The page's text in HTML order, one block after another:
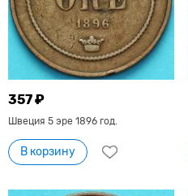
357 ₽
Швеция 5 эре 1896 год.
В корзину